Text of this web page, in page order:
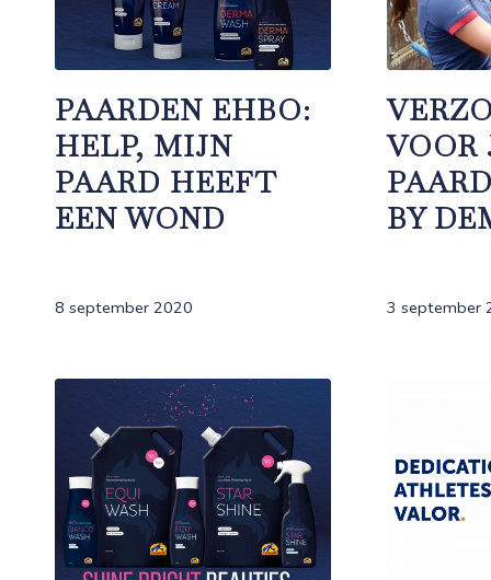
PAARDEN EHBO:
HELP, MIJN
PAARD HEEFT
EEN WOND
8 september 2020
VOOR
BY
3 september